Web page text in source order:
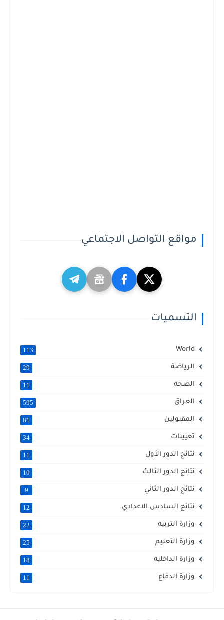
مواقع التواصل الاجتماعي
التسميات
World
113
الرياضة 29
الصحة 11
العراق 595
المقبولين 81
تعيينات 34
نتائج الدور الأول 11
نتائج الدور الثالث 10
نتائج الدور الثاني 9
نتائج السادس الاعدادي 12
وزارة التربية 22
وزارة التعليم 25
وزارة الداخلية 18
وزارة الدفاع 11